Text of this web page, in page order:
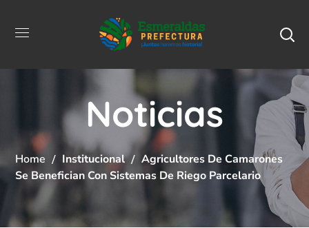
Noticias
Home Institucional
Agricultores De Camarones
Se Benefician Con Sistemas De Riego Parcelario